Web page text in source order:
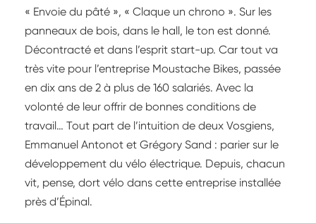
« Envoie du pâté », « Claque un chrono ». Sur les
panneaux de bois, dans le hall, le ton est donné.
Décontracté et dans l’esprit start-up. Car tout va
très vite pour l’entreprise Moustache Bikes, passée
en dix ans de 2 à plus de 160 salariés. Avec la
volonté de leur offrir de bonnes conditions de
travail… Tout part de l’intuition de deux Vosgiens,
Emmanuel Antonot et Grégory Sand : parier sur le
développement du vélo électrique. Depuis, chacun
vit, pense, dort vélo dans cette entreprise installée
près d’Épinal.